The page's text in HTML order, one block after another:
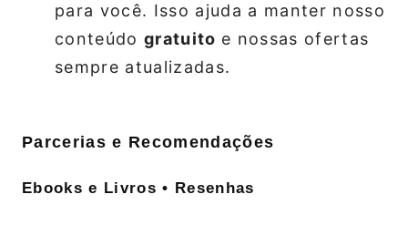
para você. Isso ajuda a manter nosso
conteúdo gratuito e nossas ofertas
sempre atualizadas.
Parcerias e Recomendações
Ebooks e Livros • Resenhas